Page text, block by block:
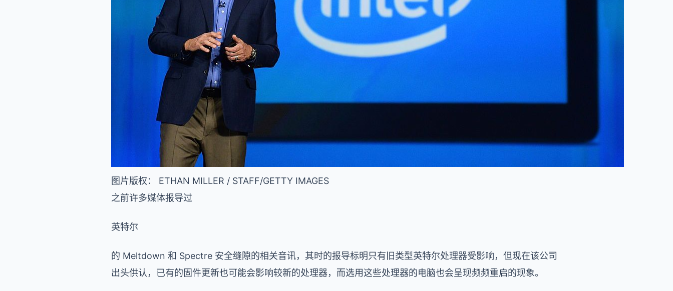
图片版权： ETHAN MILLER / STAFF/GETTY IMAGES
之前许多媒体报导过
英特尔
的 Meltdown 和 Spectre 安全缝隙的相关音讯，其时的报导标明只有旧类型英特尔处理器受影响，但现在该公司
出头供认，已有的固件更新也可能会影响较新的处理器，而选用这些处理器的电脑也会呈现频频重启的现象。